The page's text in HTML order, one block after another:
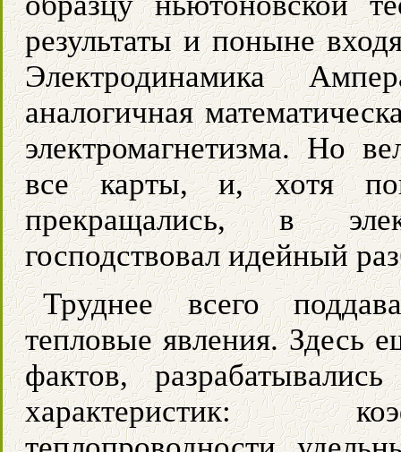
результаты и поныне
Электродинамика
аналогичная
электромагнетизма. Но
все карты, и, хотя
прекращались, в
господствовал идейный
Труднее всего
тепловые явления. Здесь
фактов,
характеристик: